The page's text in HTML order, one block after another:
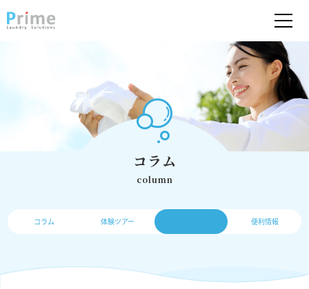
コラム
column
コラム 体験ツアー 便利情報